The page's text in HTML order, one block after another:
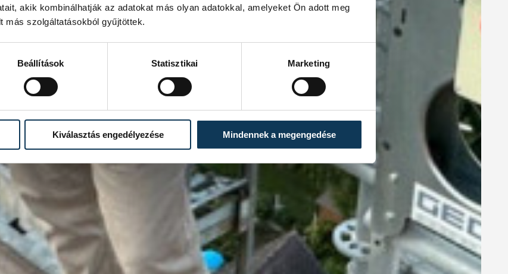
akik kombinálhatják az adatokat más olyan adatokkal, amelyeket Ön adott meg
más szolgáltatásokból gyűjtöttek.
Beállítások Statisztikai Marketing
Kiválasztás engedélyezése Mindennek a megengedése